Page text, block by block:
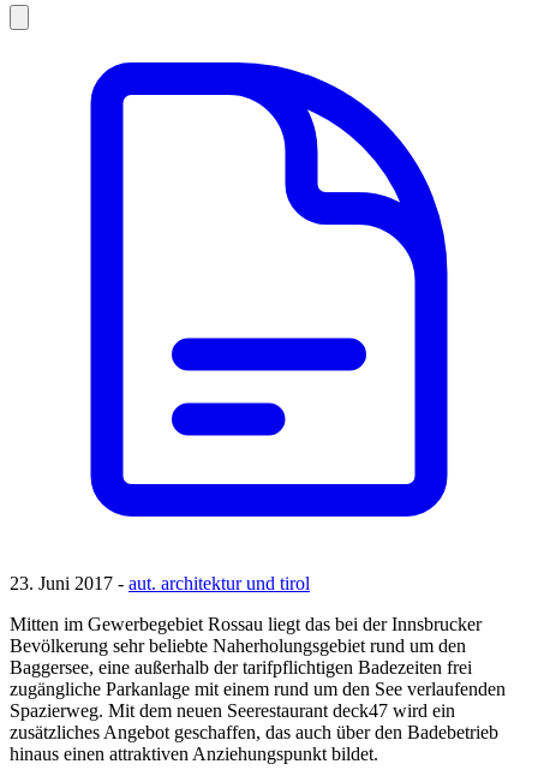
23. Juni 2017 - aut. architektur und tirol
Mitten im Gewerbegebiet Rossau liegt das bei der Innsbrucker
Bevölkerung sehr beliebte Naherholungsgebiet rund um den
Baggersee, eine außerhalb der tarifpflichtigen Badezeiten frei
zugängliche Parkanlage mit einem rund um den See verlaufenden
Spazierweg. Mit dem neuen Seerestaurant deck47 wird ein
zusätzliches Angebot geschaffen, das auch über den Badebetrieb
hinaus einen attraktiven Anziehungspunkt bildet.